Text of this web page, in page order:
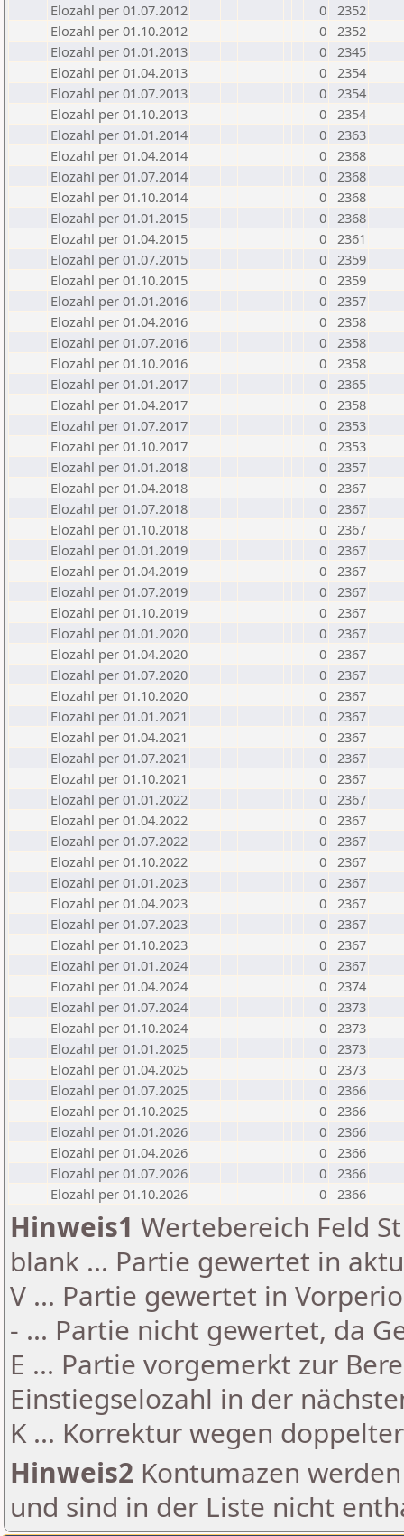
Elozahl per 01.07.2012
0 2352
Elozahl per 01.10.2012
0 2352
Elozahl per 01.01.2013
0 2345
Elozahl per 01.04.2013
0 2354
Elozahl per 01.07.2013
0 2354
Elozahl per 01.10.2013
0 2354
Elozahl per 01.01.2014
0 2363
Elozahl per 01.04.2014
0 2368
Elozahl per 01.07.2014
0 2368
Elozahl per 01.10.2014
0 2368
Elozahl per 01.01.2015
0 2368
Elozahl per 01.04.2015
0 2361
Elozahl per 01.07.2015
0 2359
Elozahl per 01.10.2015
0 2359
Elozahl per 01.01.2016
0 2357
Elozahl per 01.04.2016
0 2358
Elozahl per 01.07.2016
0 2358
Elozahl per 01.10.2016
0 2358
Elozahl per 01.01.2017
0 2365
Elozahl per 01.04.2017
0 2358
Elozahl per 01.07.2017
0 2353
Elozahl per 01.10.2017
0 2353
Elozahl per 01.01.2018
0 2357
Elozahl per 01.04.2018
0 2367
Elozahl per 01.07.2018
0 2367
Elozahl per 01.10.2018
0 2367
Elozahl per 01.01.2019
0 2367
Elozahl per 01.04.2019
0 2367
Elozahl per 01.07.2019
0 2367
Elozahl per 01.10.2019
0 2367
Elozahl per 01.01.2020
0 2367
Elozahl per 01.04.2020
0 2367
Elozahl per 01.07.2020
0 2367
Elozahl per 01.10.2020
0 2367
Elozahl per 01.01.2021
0 2367
Elozahl per 01.04.2021
0 2367
Elozahl per 01.07.2021
0 2367
Elozahl per 01.10.2021
0 2367
Elozahl per 01.01.2022
0 2367
Elozahl per 01.04.2022
0 2367
Elozahl per 01.07.2022
0 2367
Elozahl per 01.10.2022
0 2367
Elozahl per 01.01.2023
0 2367
Elozahl per 01.04.2023
0 2367
Elozahl per 01.07.2023
0 2367
Elozahl per 01.10.2023
0 2367
Elozahl per 01.01.2024
0 2367
Elozahl per 01.04.2024
0 2374
Elozahl per 01.07.2024
0 2373
Elozahl per 01.10.2024
0 2373
Elozahl per 01.01.2025
0 2373
Elozahl per 01.04.2025
0 2373
Elozahl per 01.07.2025
0 2366
Elozahl per 01.10.2025
0 2366
Elozahl per 01.01.2026
0 2366
Elozahl per 01.04.2026
0 2366
Elozahl per 01.07.2026
0 2366
Elozahl per 01.10.2026
0 2366
Hinweis1 Wertebereich Feld
blank ... Partie gewertet in
V ... Partie gewertet in
- ... Partie nicht gewertet, da
E ... Partie vorgemerkt zur
Einstiegselozahl in der
K ... Korrektur wegen
Hinweis2 Kontumazen
und sind in der Liste nicht